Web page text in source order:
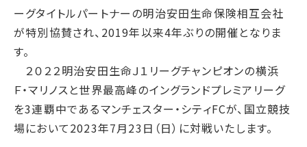
ーグタイトルパートナーの明治安田生命保険相互会社
が特別協賛され、2019年以来4年ぶりの開催となりま
す。
２０２２明治安田生命Ｊ１リーグチャンピオンの横浜
Ｆ・マリノスと世界最高峰のイングランドプレミアリーグ
を3連覇中であるマンチェスター・シティFCが、国立競技
場において2023年7月23日（日）に対戦いたします。